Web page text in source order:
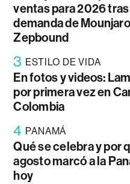
ventas para 2026
demanda de
Zepbound
3 ESTILO DE VIDA
En fotos y videos:
por primera vez en
Colombia
4 PANAMÁ
Qué se celebra y por
agosto marcó a la
hoy